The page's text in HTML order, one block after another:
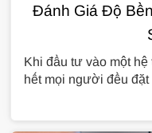
Đánh Giá Độ
Khi đầu tư vào một
hết mọi người đều đặt